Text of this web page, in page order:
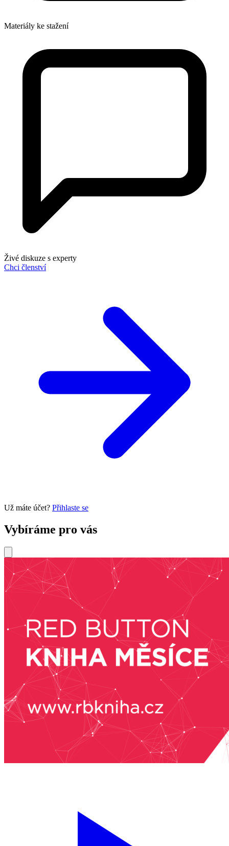
Materiály ke stažení
Živé diskuze s experty
Chci členství
Už máte účet? Přihlaste se
Vybíráme pro vás